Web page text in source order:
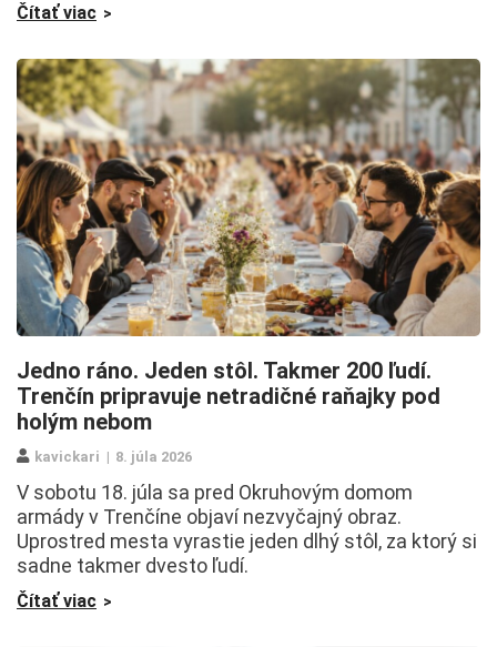
Čítať viac
Jedno ráno. Jeden stôl. Takmer 200 ľudí.
Trenčín pripravuje netradičné raňajky pod
holým nebom
kavickari 8. júla 2026
V sobotu 18. júla sa pred Okruhovým domom
armády v Trenčíne objaví nezvyčajný obraz.
Uprostred mesta vyrastie jeden dlhý stôl, za ktorý si
sadne takmer dvesto ľudí.
Čítať viac